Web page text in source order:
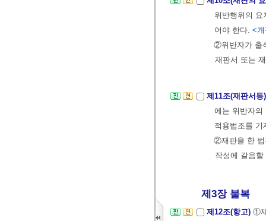
위반행위의
어야 한다. <
②위반자가 출
재판서 또는
제11조(재판서
에는 위반자의
적용법조를 기
②재판을 한 법
작성에 갈음
제3장 불복
제12조(항고) ①